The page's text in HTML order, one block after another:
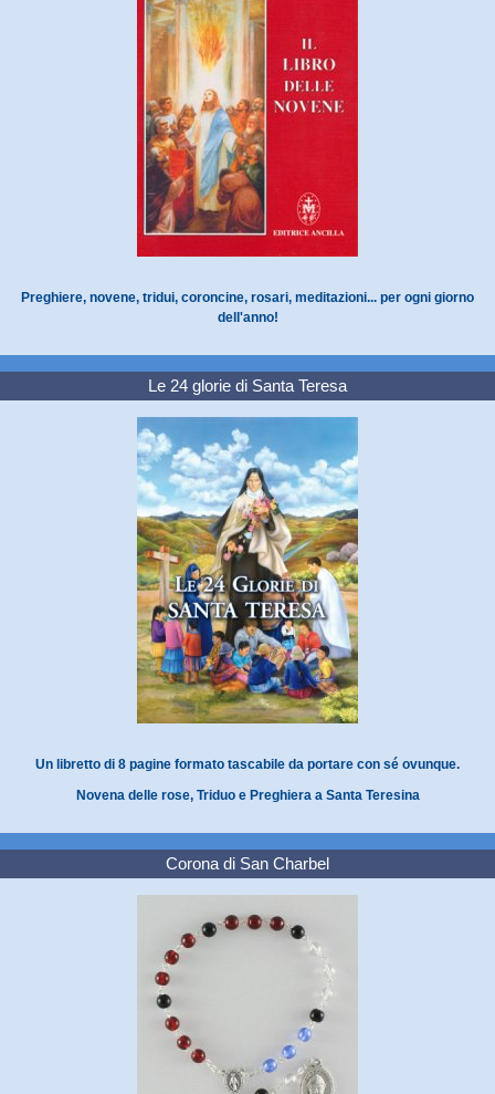
Preghiere, novene, tridui, coroncine, rosari, meditazioni... per ogni giorno
dell'anno!
Le 24 glorie di Santa Teresa
Un libretto di 8 pagine formato tascabile da portare con sé ovunque.
Novena delle rose, Triduo e Preghiera a Santa Teresina
Corona di San Charbel